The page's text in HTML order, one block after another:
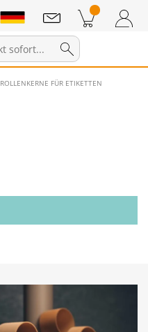
Zum Warenkorb
ROLLENKERNE FÜR ETIKETTEN